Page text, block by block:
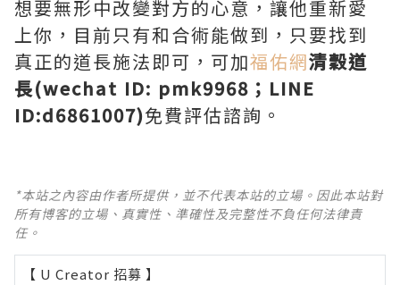
想要無形中改變對方的心意，讓他重新愛
上你，目前只有和合術能做到，只要找到
真正的道長施法即可，可加福佑網清穀道
長(wechat ID: pmk9968；LINE
ID:d6861007)免費評估諮詢。
*本站之內容由作者所提供，並不代表本站的立場。因此本站對
所有博客的立場、真實性、準確性及完整性不負任何法律責
任。
【 U Creator 招募 】